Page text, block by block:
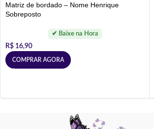
Matriz de bordado – Nome Henrique
Sobreposto
R$ 16,90
COMPRAR AGORA